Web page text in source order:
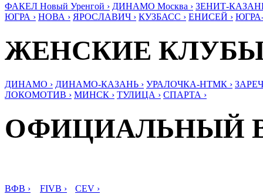
ФАКЕЛ Новый Уренгой › ДИНАМО Москва › ЗЕНИТ-
ЮГРА › НОВА › ЯРОСЛАВИЧ › КУЗБАСС › ЕНИСЕЙ ›
ЖЕНСКИЕ
ДИНАМО › ДИНАМО-КАЗАНЬ › УРАЛОЧКА-НТМК ›
ЛОКОМОТИВ › МИНСК › ТУЛИЦА › СПАРТА ›
ОФИЦИАЛЬНЫЙ
ВФВ › FIVB › CEV ›